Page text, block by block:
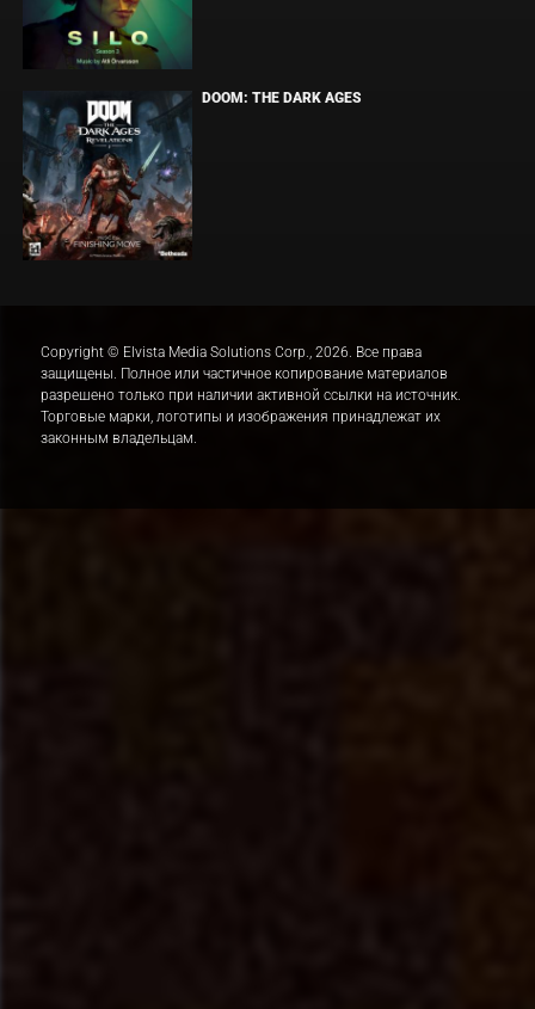
DOOM: THE DARK AGES
Copyright © Elvista Media Solutions Corp., 2026. Все права
защищены. Полное или частичное копирование материалов
разрешено только при наличии активной ссылки на источник.
Торговые марки, логотипы и изображения принадлежат их
законным владельцам.